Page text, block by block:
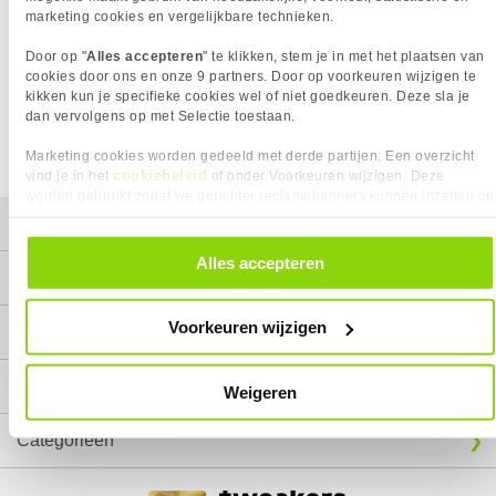
marketing cookies en vergelijkbare technieken.
Door op "Alles accepteren" te klikken, stem je in met het plaatsen van
cookies door ons en onze 9 partners. Door op voorkeuren wijzigen te
kikken kun je specifieke cookies wel of niet goedkeuren. Deze sla je
dan vervolgens op met Selectie toestaan.
Marketing cookies worden gedeeld met derde partijen. Een overzicht
vind je in het cookiebeleid of onder Voorkeuren wijzigen. Deze
alle cookies. Je kunt je gegeven toestemming altijd intrekken, dit doe je
door in de footer van onze website te klikken op ‘Cookievoorkeuren’
Alles accepteren
Voorkeuren wijzigen
Weigeren
Het product dat je zocht is helaas niet meer beschikbaar.
Wij doen ons uiterste best om al onze producten zo lang
mogelijk leverbaar te houden.Helaas is dit product op dit
moment bij geen van onze leveranciers leverbaar.
Glasvezel.
Categorieën